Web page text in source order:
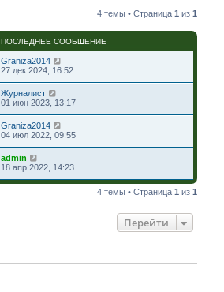
4 темы • Страница1 из1
ПОСЛЕДНЕЕ СООБЩЕНИЕ
Graniza2014
27 дек 2024, 16:52
Журналист
01 июн 2023, 13:17
Graniza2014
04 июл 2022, 09:55
admin
18 апр 2022, 14:23
4 темы • Страница1 из1
Перейти